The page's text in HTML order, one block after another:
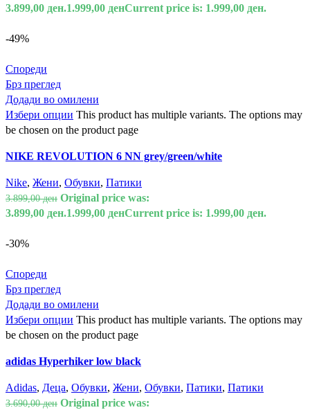
3.899,00 ден.1.999,00 денCurrent price is: 1.999,00 ден.
-49%
Спореди
Брз преглед
Додади во омилени
Избери опции This product has multiple variants. The options may
be chosen on the product page
NIKE REVOLUTION 6 NN grey/green/white
Nike, Жени, Обувки, Патики
3.899,00ден Original price was:
3.899,00 ден.1.999,00 денCurrent price is: 1.999,00 ден.
-30%
Спореди
Брз преглед
Додади во омилени
Избери опции This product has multiple variants. The options may
be chosen on the product page
adidas Hyperhiker low black
Adidas, Деца, Обувки, Жени, Обувки, Патики, Патики
3.690,00ден Original price was: